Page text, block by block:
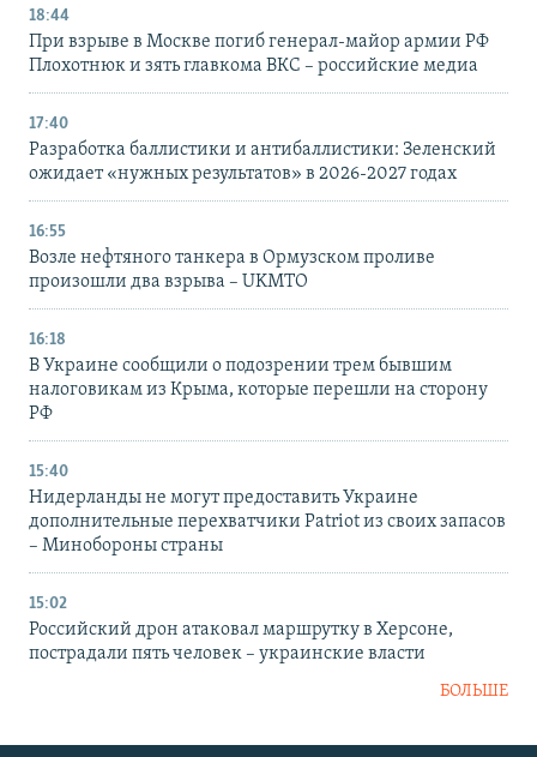
18:44
При взрыве в Москве погиб генерал-майор армии РФ
Плохотнюк и зять главкома ВКС – российские медиа
17:40
Разработка баллистики и антибаллистики: Зеленский
ожидает «нужных результатов» в 2026-2027 годах
16:55
Возле нефтяного танкера в Ормузском проливе
произошли два взрыва – UKMTO
16:18
В Украине сообщили о подозрении трем бывшим
налоговикам из Крыма, которые перешли на сторону
РФ
15:40
Нидерланды не могут предоставить Украине
дополнительные перехватчики Patriot из своих запасов
– Минобороны страны
15:02
Российский дрон атаковал маршрутку в Херсоне,
пострадали пять человек – украинские власти
БОЛЬШЕ